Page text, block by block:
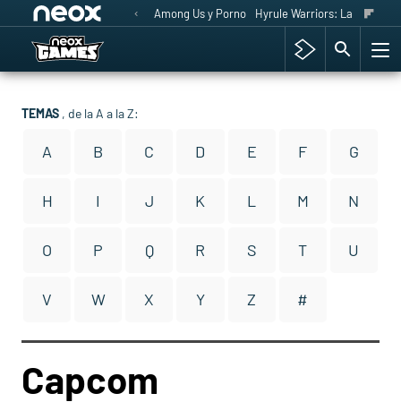
Among Us y Porno Hyrule Warriors: La Era del
TEMAS , de la A a la Z:
A B C D E F G
H I J K L M N
O P Q R S T U
V W X Y Z #
Capcom